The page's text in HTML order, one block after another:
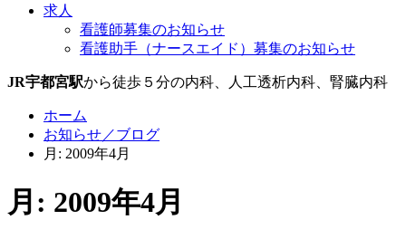
求人
看護師募集のお知らせ
看護助手（ナースエイド）募集のお知らせ
JR宇都宮駅から徒歩５分の内科、人工透析内科、腎臓内科
ホーム
お知らせ／ブログ
月: 2009年4月
月: 2009年4月